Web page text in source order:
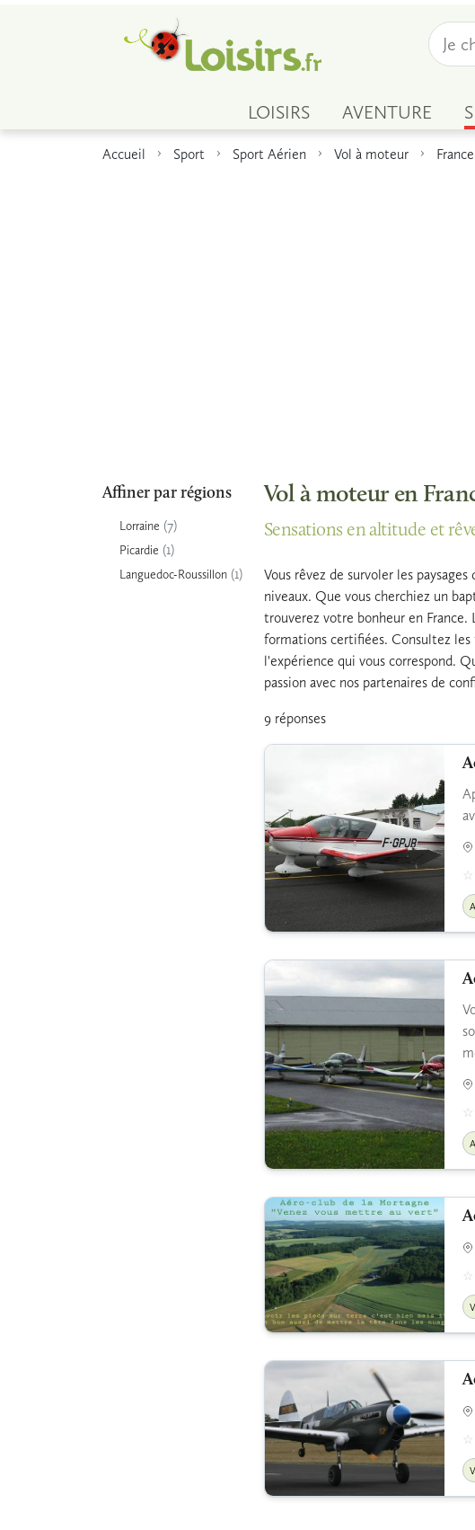
LOISIRS AVENTURE
Accueil Sport Sport Aérien Vol à moteur France
Affiner par régions
Lorraine (7)
Picardie (1)
Languedoc-Roussillon (1)
Vol à moteur en
Sensations en altitude et
Vous rêvez de survoler les
niveaux. Que vous cherchiez un
trouverez votre bonheur en
formations certifiées. Consultez les
l'expérience qui vous correspond.
passion avec nos partenaires de
9 réponses